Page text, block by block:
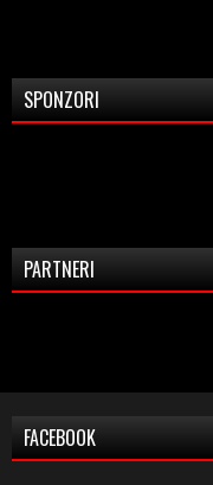
SPONZORI
PARTNERI
FACEBOOK